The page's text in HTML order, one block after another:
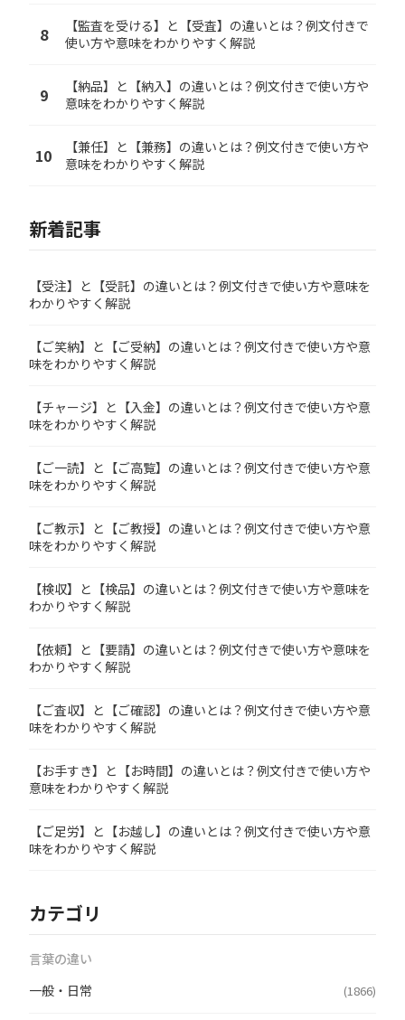
8
【監査を受ける】と【受査】の違いとは？例文付きで
使い方や意味をわかりやすく解説
9
【納品】と【納入】の違いとは？例文付きで使い方や
意味をわかりやすく解説
10
【兼任】と【兼務】の違いとは？例文付きで使い方や
意味をわかりやすく解説
新着記事
【受注】と【受託】の違いとは？例文付きで使い方や意味を
わかりやすく解説
【ご笑納】と【ご受納】の違いとは？例文付きで使い方や意
味をわかりやすく解説
【チャージ】と【入金】の違いとは？例文付きで使い方や意
味をわかりやすく解説
【ご一読】と【ご高覧】の違いとは？例文付きで使い方や意
味をわかりやすく解説
【ご教示】と【ご教授】の違いとは？例文付きで使い方や意
味をわかりやすく解説
【検収】と【検品】の違いとは？例文付きで使い方や意味を
わかりやすく解説
【依頼】と【要請】の違いとは？例文付きで使い方や意味を
わかりやすく解説
【ご査収】と【ご確認】の違いとは？例文付きで使い方や意
味をわかりやすく解説
【お手すき】と【お時間】の違いとは？例文付きで使い方や
意味をわかりやすく解説
【ご足労】と【お越し】の違いとは？例文付きで使い方や意
味をわかりやすく解説
カテゴリ
言葉の違い
一般・日常
(1866)